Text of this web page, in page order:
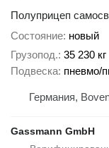
Полуприцеп
Состояние новый
Грузопод. 35 230 кг
Подвеска пневмо/
Германия,
Gassmann GmbH